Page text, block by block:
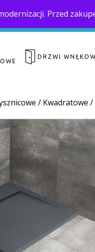
Przed
DRZWI
/ Kwadratowe /